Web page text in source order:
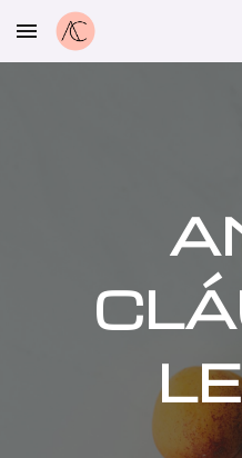
Skip to main content